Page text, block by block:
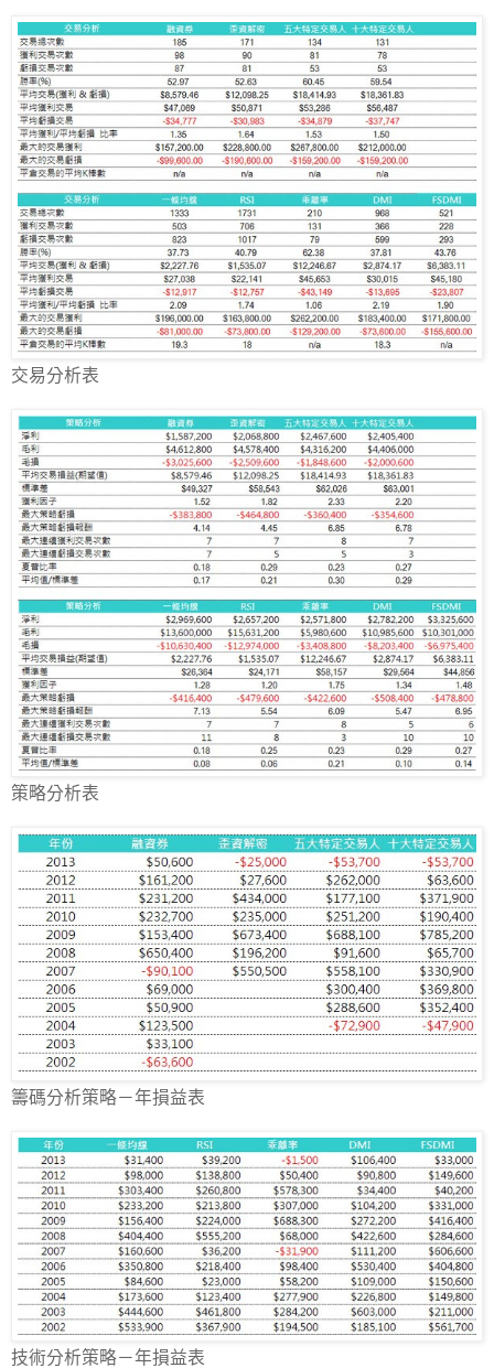
交易分析表
策略分析表
籌碼分析策略－年損益表
技術分析策略－年損益表